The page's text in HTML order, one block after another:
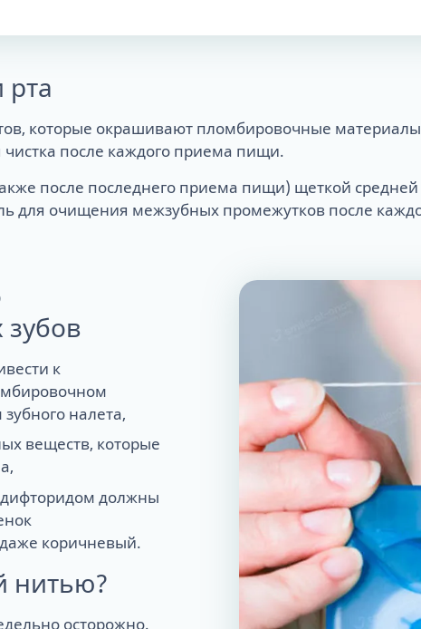
рта
которые окрашивают пломбировочные
чистка после каждого приема пищи.
после последнего приема пищи) щеткой средней
для очищения межзубных промежутков после
к
налета,
веществ, которые
дифторидом должны
коричневый.
нитью?
осторожно.